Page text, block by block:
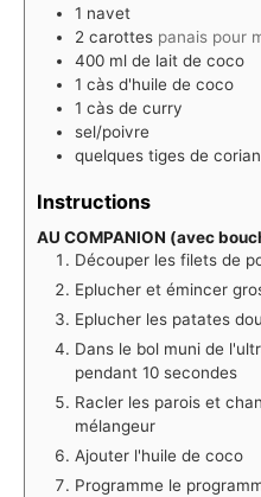
1 navet
2 carottes panais pour
400 ml de lait de coco
1 càs d'huile de coco
1 càs de curry
sel/poivre
quelques tiges de
Instructions
AU COMPANION (avec
Découper les filets de
Eplucher et émincer
Eplucher les patates
Dans le bol muni de
pendant 10 secondes
Racler les parois et
mélangeur
Ajouter l'huile de coco
Programme le